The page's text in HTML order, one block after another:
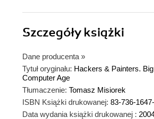
Szczegółyksiążki
Dane producenta »
Tytuł oryginału: Hackers & Painters.
Computer Age
Tłumaczenie: Tomasz Misiorek
ISBN Książki drukowanej: 83-736-
Data wydania książki drukowanej :